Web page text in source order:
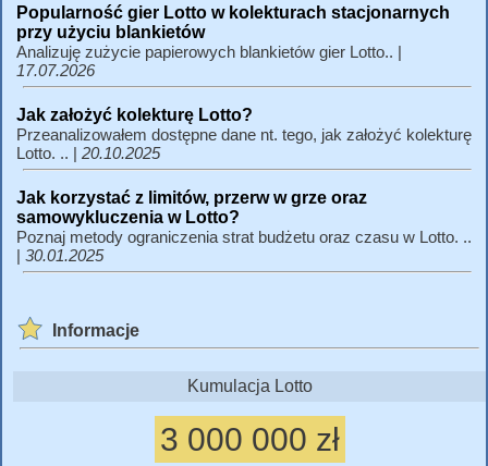
Popularność gier Lotto w kolekturach stacjonarnych
przy użyciu blankietów
Analizuję zużycie papierowych blankietów gier Lotto.. |
17.07.2026
Jak założyć kolekturę Lotto?
Przeanalizowałem dostępne dane nt. tego, jak założyć kolekturę
Lotto. .. | 20.10.2025
Jak korzystać z limitów, przerw w grze oraz
samowykluczenia w Lotto?
Poznaj metody ograniczenia strat budżetu oraz czasu w Lotto. ..
| 30.01.2025
Informacje
Kumulacja Lotto
3 000 000 zł